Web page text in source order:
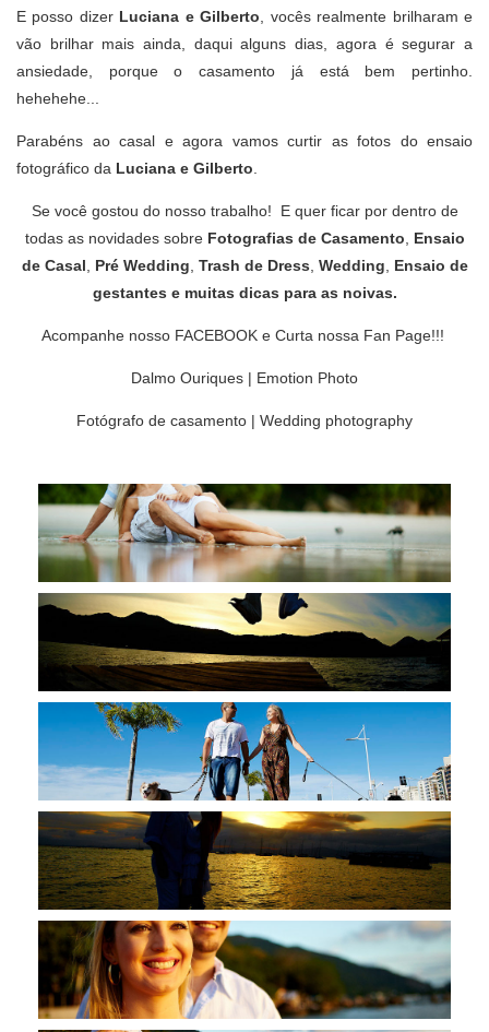
E posso dizer Luciana e Gilberto , vocês realmente brilharam e
vão brilhar mais ainda, daqui alguns dias, agora é segurar a
ansiedade, porque o casamento já está bem pertinho.
hehehehe...
Parabéns ao casal e agora vamos curtir as fotos do ensaio
fotográfico da Luciana e Gilberto
Se você gostou do nosso trabalho! E quer ficar por dentro de
todas as novidades sobre Fotografias de Casamento
Ensaio
de Casal
Pré Wedding Trash de Dress Wedding
Ensaio de
gestantes e muitas dicas para as noivas.
Acompanhe nosso FACEBOOKe Curta nossa Fan Page!!!
Dalmo Ouriques | Emotion Photo
Fotógrafo de casamento | Wedding photography